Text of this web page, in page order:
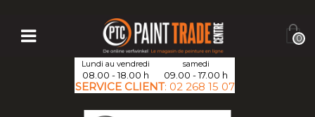
0
Lundi au vendredi
08.00 - 18.00 h
samedi
09.00 - 17.00 h
SERVICE CLIENT: 02 268 15 07